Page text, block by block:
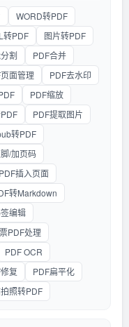
WORD转PDF
转PDF
图片转PDF
割
PDF合并
面管理
PDF去水印
PDF缩放
PDF提取图片
转PDF
/加页码
PDF插入页面
转Markdown
编辑
PDF处理
PDF OCR
复
PDF扁平化
照转PDF